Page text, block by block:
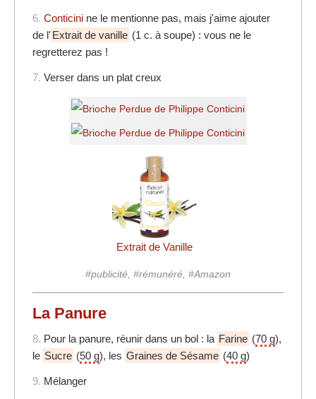
6. Conticini ne le mentionne pas, mais j'aime ajouter
de l' Extrait de vanille (1 c. à soupe) : vous ne le
regretterez pas !
7. Verser dans un plat creux
Extrait de Vanille
#publicité, #rémunéré, #Amazon
La Panure
8. Pour la panure, réunir dans un bol : la Farine (70 g),
le Sucre (50 g), les Graines de Sésame (40 g)
9. Mélanger